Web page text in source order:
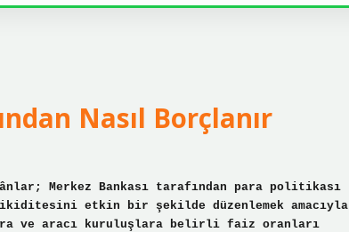
Nasıl Borçlanır
Merkez Bankası tarafından para politikası
etkin bir şekilde düzenlemek amacıyla
ve aracı kuruluşlara belirli faiz oranları